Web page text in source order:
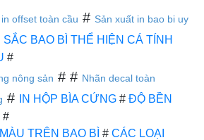
in offset toàn cầu # Sản xuất in bao bi uy
SẮC BAO BÌ THỂ HIỆN CÁ TÍNH
#
nông sản # # Nhãn decal toàn
# IN HỘP BÌA CỨNG # ĐỘ BỀN
#
TRÊN BAO BÌ # CÁC LOẠI